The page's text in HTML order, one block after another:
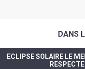
DANS
ECLIPSE SOLAIRE LE